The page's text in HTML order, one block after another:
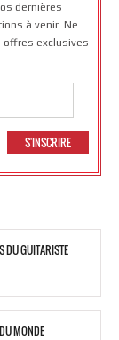
dernières
à venir. Ne
offres exclusives
DU GUITARISTE
MONDE